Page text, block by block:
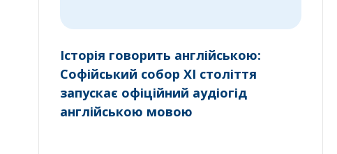
Історія говорить англійською:
Софійський собор XI століття
запускає офіційний аудіогід
англійською мовою